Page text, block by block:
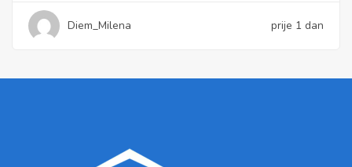
Diem_Milena prije 1 dan